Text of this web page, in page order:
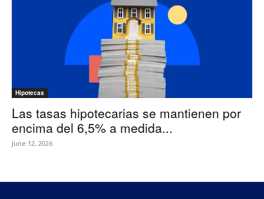
Hipotecas
Las tasas hipotecarias se mantienen por
encima del 6,5% a medida...
June 12, 2026